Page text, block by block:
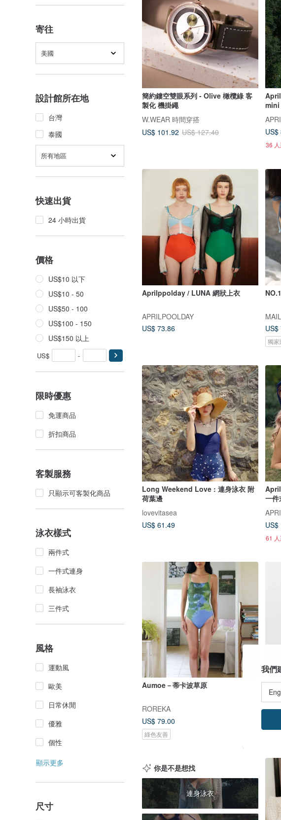
寄往
美國
設計館所在地
台灣
泰國
所有地區
快速出貨
24 小時出貨
價格
US$10 以下
US$10 - 50
US$50 - 100
US$100 - 150
US$150 以上
US$ -
限時優惠
免運商品
折扣商品
客製服務
只顯示可客製化商品
泳衣樣式
兩件式
一件式連身
長袖泳衣
三件式
風格
運動風
歐美
日常休閒
優雅
個性
顯示更多
尺寸
簡約鏤空雙眼系列 - Olive 橄欖綠 客
製化 機掛繩
W.WEAR 時間穿搭
US$ 101.92 US$ 127.40
US$
36
Aprilppolday / LUNA 網狀上衣
APRILPOOLDAY
US$ 73.86
US$
獨家
Long Weekend Love : 連身泳衣 附
荷葉邊
lovevitasea
US$ 61.49
一件
US$
61
Aumoe－蒂卡波草原
ROREKA
US$ 79.00
綠色友善
你是不是想找
連身泳衣
我們